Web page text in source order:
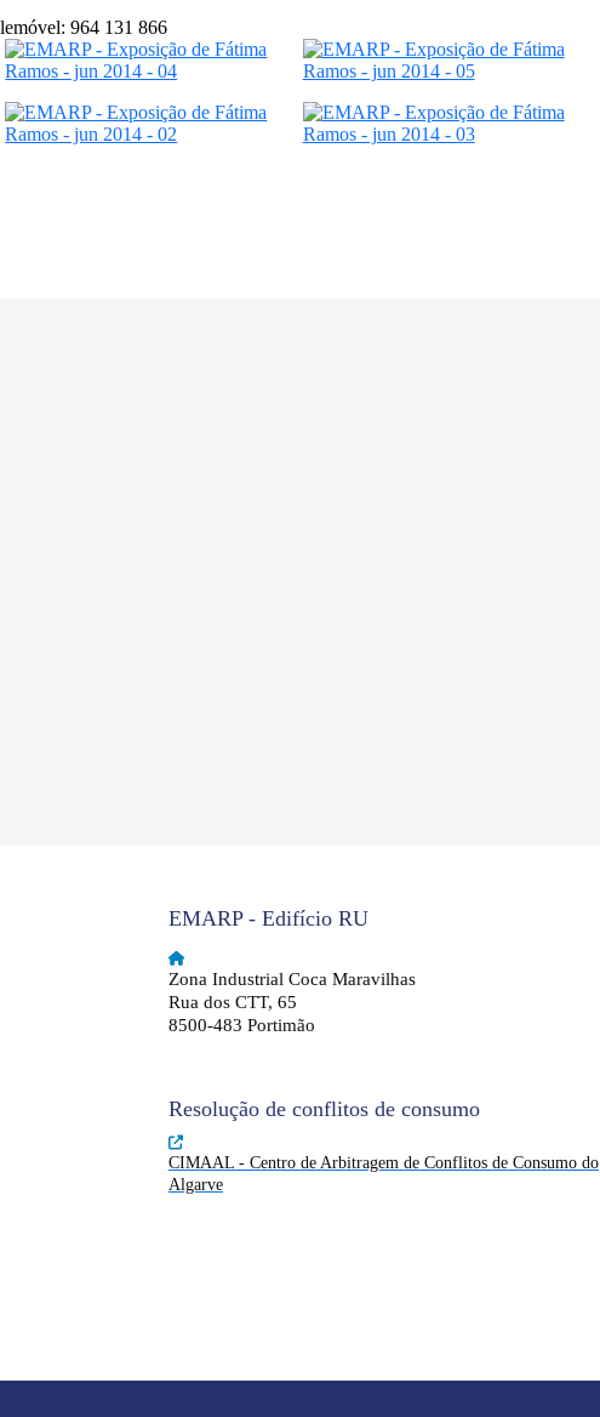
964 131 866
EMARP - Edifício RU
Zona Industrial Coca Maravilhas
Rua dos CTT, 65
8500-483 Portimão
Resolução de conflitos de consumo
CIMAAL - Centro de Arbitragem de Conflitos de Consumo do
Algarve